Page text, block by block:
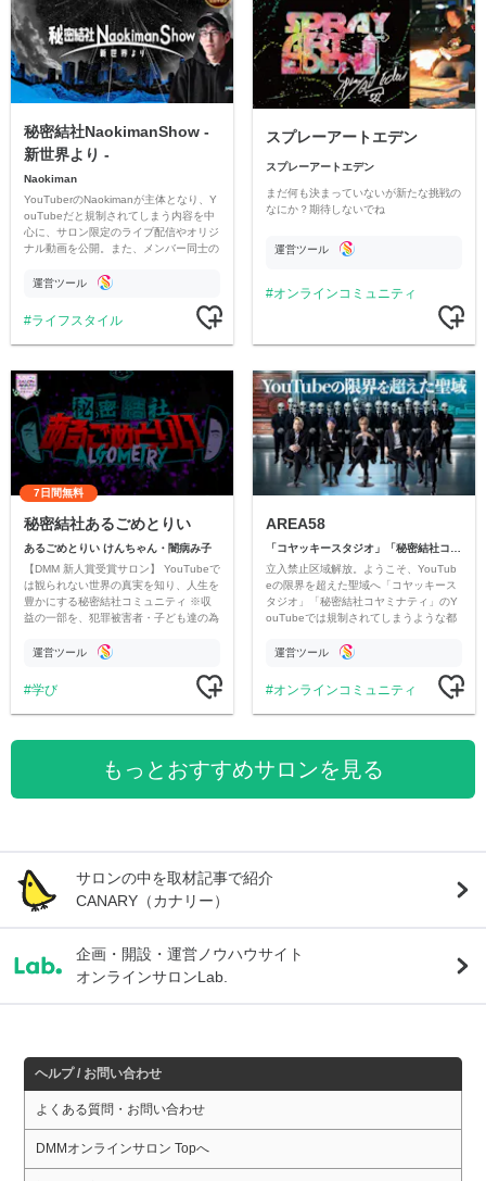
秘密結社NaokimanShow -
新世界より -
Naokiman
YouTuberのNaokimanが主体となり、Y
ouTubeだと規制されてしまう内容を中
心に、サロン限定のライブ配信やオリジ
ナル動画を公開。また、メンバー同士の
ただいています。
運営ツール
ライフスタイル
スプレーアートエデン
スプレーアートエデン
まだ何も決まっていないが新たな挑戦の
なにか？期待しないでね
運営ツール
オンラインコミュニティ
7日間無料
秘密結社あるごめとりい
あるごめとりい けんちゃん・闇病み子
【DMM 新人賞受賞サロン】 YouTubeで
は観られない世界の真実を知り、人生を
豊かにする秘密結社コミュニティ ※収
益の一部を、犯罪被害者・子ども達の為
す運営ツール
学び
AREA58
立入禁止区域解放。ようこそ、YouTub
eの限界を超えた聖域へ「コヤッキース
タジオ」「秘密結社コヤミナティ」のY
ouTubeでは規制されてしまうような都
公開。
運営ツール
オンラインコミュニティ
もっとおすすめサロンを見る
サロンの中を取材記事で紹介
CANARY（カナリー）
企画・開設・運営ノウハウサイト
オンラインサロンLab.
ヘルプ / お問い合わせ
よくある質問・お問い合わせ
DMMオンラインサロン Topへ